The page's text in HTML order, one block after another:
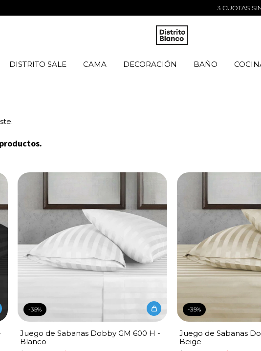
3 CUOTAS SIN INTERÉS SIN MINIMO DE COMPRA
DISTRITO SALE CAMA DECORACIÓN BAÑO
-35%
Juego de Sabanas Dobby GM 600 H -
Blanco
-35%
Juego de Sabanas
Beige